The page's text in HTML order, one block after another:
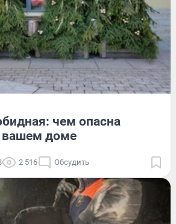
чем опасна
вашем доме
2 516 Обсудить